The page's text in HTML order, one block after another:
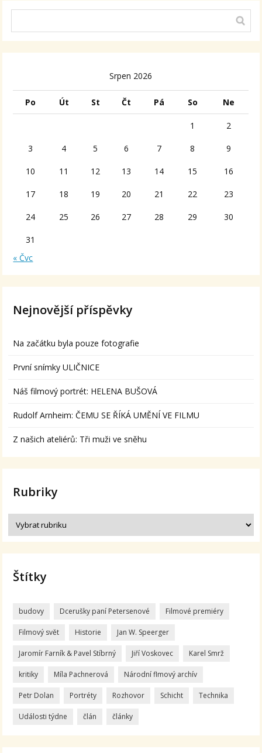
Srpen 2026
Po Út St Čt Pá So Ne
1 2
3 4 5 6 7 8 9
10 11 12 13 14 15 16
17 18 19 20 21 22 23
24 25 26 27 28 29 30
31
« Čvc
Nejnovější příspěvky
Na začátku byla pouze fotografie
První snímky ULIČNICE
Náš filmový portrét: HELENA BUŠOVÁ
Rudolf Arnheim: ČEMU SE ŘÍKÁ UMĚNÍ VE FILMU
Z našich ateliérů: Tři muži ve sněhu
Rubriky
Štítky
budovy Dcerušky paní Petersenové Filmové premiéry
Filmový svět Historie Jan W. Speerger
Jaromír Farník & Pavel Stíbrný Jiří Voskovec Karel Smrž
kritiky Míla Pachnerová Národní flmový archív
Petr Dolan Portréty Rozhovor Schicht Technika
Události týdne člán články